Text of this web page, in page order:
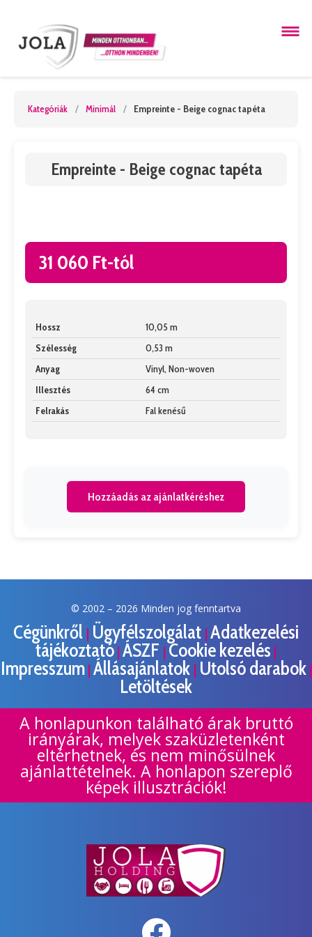
Kategóriák / Minimál / Empreinte - Beige cognac tapéta
Empreinte - Beige cognac tapéta
31 060 Ft-tól
Hossz
10,05 m
Szélesség
0,53 m
Anyag
Vinyl, Non-woven
Illesztés
64 cm
Felrakás
Fal kenésű
Hozzáadás az ajánlatkéréshez
© 2002 – 2026 Minden jog fenntartva
Cégünkről | Ügyfélszolgálat | Adatkezelési
tájékoztató | ÁSZF | Cookie kezelés |
Impresszum| Állásajánlatok | Utolsó darabok|
Letöltések
A honlapunkon található árak bruttó
irányárak, melyek szaküzletenként
eltérhetnek, és nem minősülnek
ajánlattételnek. A honlapon szereplő
képek illusztrációk!